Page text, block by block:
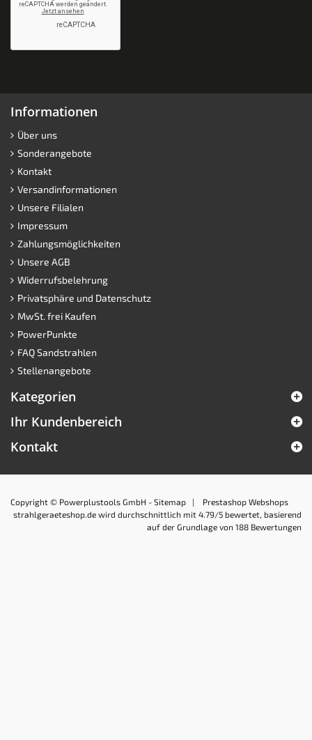
Informationen
Über uns
Sonderangebote
Kontakt
Versandinformationen
Unsere Filialen
Impressum
Zahlungsmöglichkeiten
Unsere AGB
Widerrufsbelehrung
Privatsphäre und Datenschutz
MwSt. frei Kaufen
PowerPunkte
FAQ Sandstrahlen
Stellenangebote
Kategorien
Ihr Kundenbereich
Kontakt
Copyright © Powerplustools GmbH - Sitemap | Prestashop Webshops
strahlgeraeteshop.de wird durchschnittlich mit 4.79 /5 bewertet, basierend
auf der Grundlage von 188 Bewertungen